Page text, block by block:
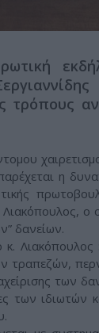
τρόπους
η
δανείων.
τραπεζών,
των
των ιδιωτών